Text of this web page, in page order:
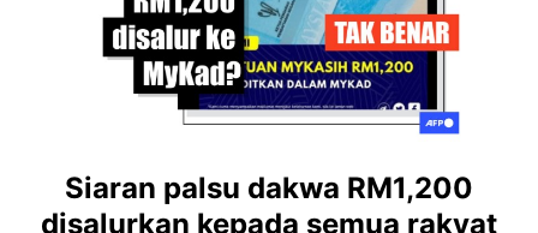
Siaran palsu dakwa RM1,200
disalurkan kepada semua rakyat